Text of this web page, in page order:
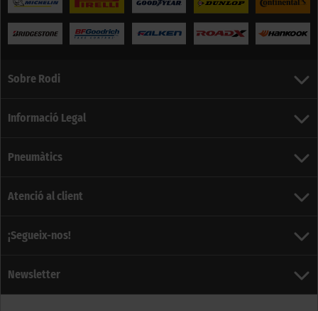
Sobre Rodi
Informació Legal
Pneumàtics
Atenció al client
¡Segueix-nos!
Newsletter